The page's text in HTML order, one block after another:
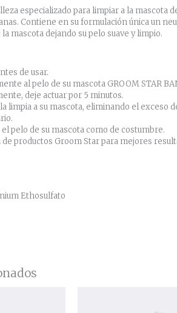
especializado para limpiar a la mascota
Contiene en su formulación única un
mascota dejando su pelo suave y limpio.
de usar.
al pelo de su mascota GROOM STAR
deje actuar por 5 minutos.
limpia a su mascota, eliminando el exceso
pelo de su mascota como de costumbre.
productos Groom Star para mejores
Ethosulfato